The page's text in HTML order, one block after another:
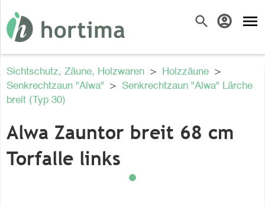
search account_circle menu
Sichtschutz, Zäune, Holzwaren > Holzzäune >
Senkrechtzaun "Alwa"
> Senkrechtzaun "Alwa" Lärche
breit (Typ 30)
Alwa Zauntor breit 68 cm
Torfalle links